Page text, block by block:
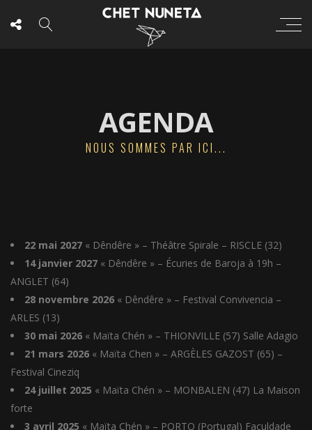
AGENDA
NOUS SOMMES PAR ICI...
22 mai 2027 « Dêndêre » – Théâtre Spirale – RISCLE (32)
14 janvier 2027 « Dêndêre » – Écuries de Baroja à 19h –
ANGLET (64)
28 novembre 2026 « Dêndêre » – Festival Convivencia –
ARLES (13)
30 mai 2026 « Maïta Chén » – THIONVILLE (57) Salle Adagio
21 mars 2026 « Maïta Chen » – ARGÈLES GAZOST (65) –
Festival Cineziq
24 juillet 2025 « Maïta Chén » – MONBALEN (47) La Maison
forte
3 avril 2025 « Maïta Chén » – PORTO (Portugal) Faculdade